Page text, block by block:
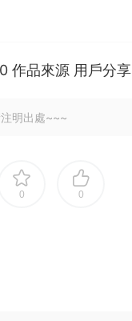
作品來源 用戶分享
明出處~~~
0 0